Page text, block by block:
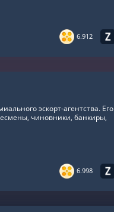
6.912
6.998
эскорт-агентства. Его
чиновники, банкиры,